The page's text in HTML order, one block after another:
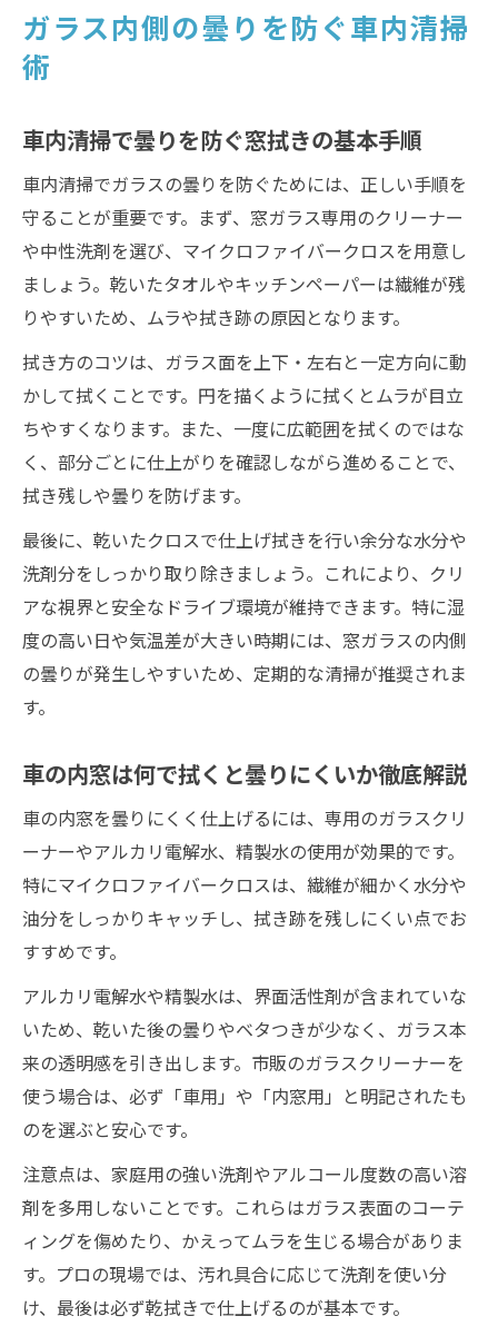
アルコール使用時の拭き跡リスクと対策方
車内清掃のプロが教えるガラス拭きのコツ
拭き跡ゼロを目指すタオル選びと使い方
アルカリ電解水を使った車内清掃の実践法
フロントガラス内側をムラなく仕上げる方
法
ガラスクリーナーおすすめ活用術の紹介
ムラを残さないフロントガラス清掃のコツ
車内清掃でムラを防ぐ拭き方のポイント解
説
フロントガラス内側綺麗にする拭き順の工
夫
マイクロファイバークロスの使い分け方
車内窓拭きにおすすめの精製水活用術
アルコール使用時の車内清掃注意点まとめ
内窓の拭き跡ゼロを目指す実践テクニック
アルカリ電解水活用でガラスの透明感アッ
プ
車内窓の拭き跡を防ぐ縦横交互拭きの効果
精製水と100均グッズの車内清掃活用法
精製水とアルカリ電解水の賢い使い分け法
車内清掃で精製水とアルカリ電解水の違い
解説
ガラス拭きに最適な洗剤と使い分けのポイ
ント
アルカリ電解水の効果的な車内清掃活用例
精製水によるガラスクリーナー代用法を検
証
フロントガラス内側の汚れ別おすすめ洗浄
液
車内ガラス清掃で快適なクリア視界を守る
車内清掃でクリアな視界を維持する方法
ガラス内側の曇りを防ぐ車内清掃
術
車内清掃で曇りを防ぐ窓拭きの基本手順
車内清掃でガラスの曇りを防ぐためには、正しい手順を
守ることが重要です。まず、窓ガラス専用のクリーナー
や中性洗剤を選び、マイクロファイバークロスを用意し
ましょう。乾いたタオルやキッチンペーパーは繊維が残
りやすいため、ムラや拭き跡の原因となります。
拭き方のコツは、ガラス面を上下・左右と一定方向に動
かして拭くことです。円を描くように拭くとムラが目立
ちやすくなります。また、一度に広範囲を拭くのではな
く、部分ごとに仕上がりを確認しながら進めることで、
拭き残しや曇りを防げます。
最後に、乾いたクロスで仕上げ拭きを行い余分な水分や
洗剤分をしっかり取り除きましょう。これにより、クリ
アな視界と安全なドライブ環境が維持できます。特に湿
度の高い日や気温差が大きい時期には、窓ガラスの内側
の曇りが発生しやすいため、定期的な清掃が推奨されま
す。
車の内窓は何で拭くと曇りにくいか徹底解説
車の内窓を曇りにくく仕上げるには、専用のガラスクリ
ーナーやアルカリ電解水、精製水の使用が効果的です。
特にマイクロファイバークロスは、繊維が細かく水分や
油分をしっかりキャッチし、拭き跡を残しにくい点でお
すすめです。
アルカリ電解水や精製水は、界面活性剤が含まれていな
いため、乾いた後の曇りやベタつきが少なく、ガラス本
来の透明感を引き出します。市販のガラスクリーナーを
使う場合は、必ず「車用」や「内窓用」と明記されたも
のを選ぶと安心です。
注意点は、家庭用の強い洗剤やアルコール度数の高い溶
剤を多用しないことです。これらはガラス表面のコーテ
ィングを傷めたり、かえってムラを生じる場合がありま
す。プロの現場では、汚れ具合に応じて洗剤を使い分
け、最後は必ず乾拭きで仕上げるのが基本です。